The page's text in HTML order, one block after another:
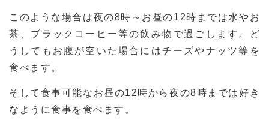
このような場合は夜の8時～お昼の12時までは水やお
茶、ブラックコーヒー等の飲み物で過ごします。ど
うしてもお腹が空いた場合にはチーズやナッツ等を
食べます。
そして食事可能なお昼の12時から夜の8時までは好き
なように食事を食べます。